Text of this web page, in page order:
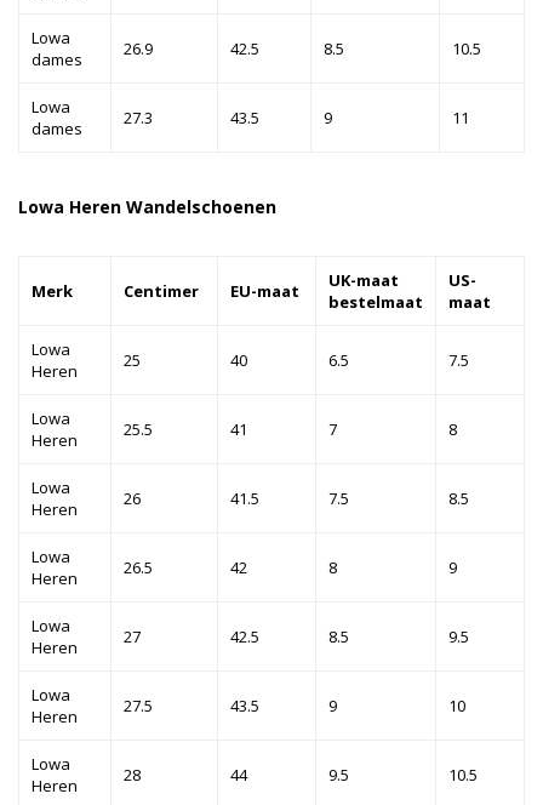
Lowa
dames
26.9 42.5 8.5 10.5
Lowa
dames
27.3 43.5 9 11
Lowa Heren Wandelschoenen
Merk Centimer EU-maat
UK-maat
bestelmaat
US-
maat
Lowa
Heren
25 40 6.5 7.5
Lowa
Heren
25.5 41 7 8
Lowa
Heren
26 41.5 7.5 8.5
Lowa
Heren
26.5 42 8 9
Lowa
Heren
27 42.5 8.5 9.5
Lowa
Heren
27.5 43.5 9 10
Lowa
Heren
28 44 9.5 10.5